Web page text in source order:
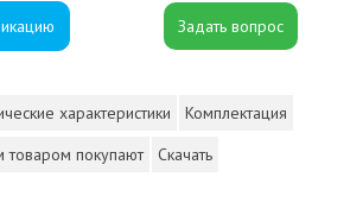
характеристики
Комплектация
товаром покупают
Скачать